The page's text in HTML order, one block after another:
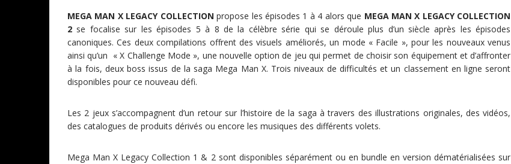
MEGA MAN X LEGACY COLLECTION propose les épisodes 1 à 4 alors que MEGA MAN X LEGACY COLLECTION
2 se focalise sur les épisodes 5 à 8 de la célèbre série qui se déroule plus d’un siècle après les épisodes
canoniques. Ces deux compilations offrent des visuels améliorés, un mode « Facile », pour les nouveaux venus
ainsi qu’un « X Challenge Mode », une nouvelle option de jeu qui permet de choisir son équipement et d’affronter
à la fois, deux boss issus de la saga Mega Man X. Trois niveaux de difficultés et un classement en ligne seront
disponibles pour ce nouveau défi.
Les 2 jeux s’accompagnent d’un retour sur l’histoire de la saga à travers des illustrations originales, des vidéos,
des catalogues de produits dérivés ou encore les musiques des différents volets.
Mega Man X Legacy Collection 1 & 2 sont disponibles séparément ou en bundle en version dématérialisées sur